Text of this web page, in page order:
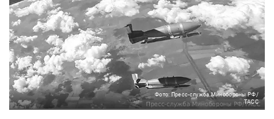
Фото: Пресс-служба Минобороны РФ/
ТАСС